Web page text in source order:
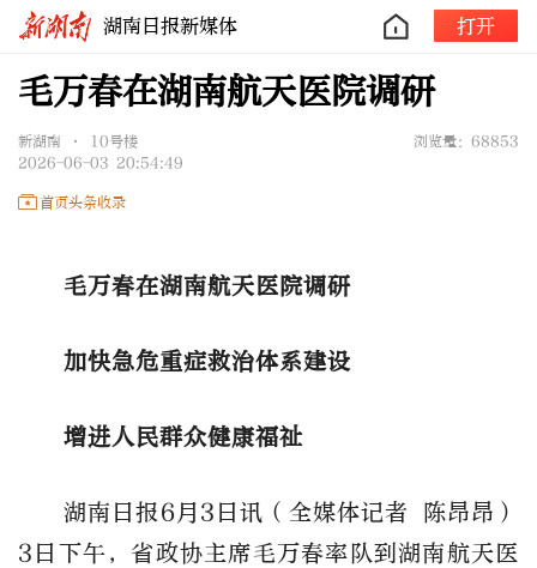
湖南日报新媒体 打开
毛万春在湖南航天医院调研
新湖南 • 10号楼
浏览量：68853
2026-06-03 20:54:49
首页头条收录
毛万春在湖南航天医院调研
加快急危重症救治体系建设
增进人民群众健康福祉
湖南日报6月3日讯（全媒体记者 陈昂昂）
3日下午，省政协主席毛万春率队到湖南航天医